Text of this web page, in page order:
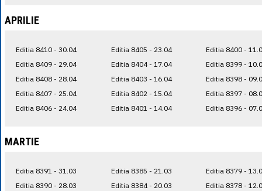
APRILIE
Editia 8410 - 30.04
Editia 8409 - 29.04
Editia 8408 - 28.04
Editia 8407 - 25.04
Editia 8406 - 24.04
Editia 8405 - 23.04
Editia 8404 - 17.04
Editia 8403 - 16.04
Editia 8402 - 15.04
Editia 8401 - 14.04
Editia 8400 -
Editia 8399 -
Editia 8398 -
Editia 8397 -
Editia 8396 -
MARTIE
Editia 8391 - 31.03
Editia 8390 - 28.03
Editia 8385 - 21.03
Editia 8384 - 20.03
Editia 8379 -
Editia 8378 -